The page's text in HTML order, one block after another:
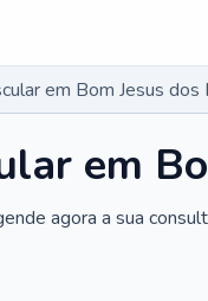
em Bom Jesus
em
agora a sua